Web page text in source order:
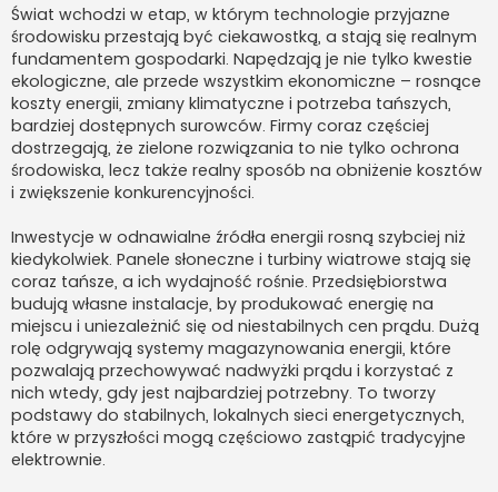
s
t
Świat wchodzi w etap, w którym technologie przyjazne
środowisku przestają być ciekawostką, a stają się realnym
fundamentem gospodarki. Napędzają je nie tylko kwestie
ekologiczne, ale przede wszystkim ekonomiczne – rosnące
koszty energii, zmiany klimatyczne i potrzeba tańszych,
bardziej dostępnych surowców. Firmy coraz częściej
dostrzegają, że zielone rozwiązania to nie tylko ochrona
środowiska, lecz także realny sposób na obniżenie kosztów
i zwiększenie konkurencyjności.
Inwestycje w odnawialne źródła energii rosną szybciej niż
kiedykolwiek. Panele słoneczne i turbiny wiatrowe stają się
coraz tańsze, a ich wydajność rośnie. Przedsiębiorstwa
budują własne instalacje, by produkować energię na
miejscu i uniezależnić się od niestabilnych cen prądu. Dużą
rolę odgrywają systemy magazynowania energii, które
pozwalają przechowywać nadwyżki prądu i korzystać z
nich wtedy, gdy jest najbardziej potrzebny. To tworzy
podstawy do stabilnych, lokalnych sieci energetycznych,
które w przyszłości mogą częściowo zastąpić tradycyjne
elektrownie.